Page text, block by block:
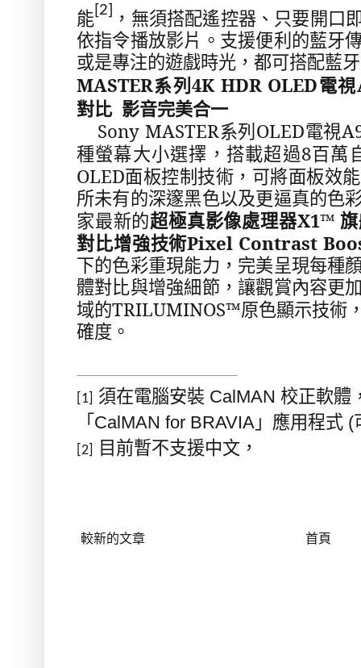
能[2] ，無須搭配遙控器、只要開口
依指令播放影片。支援便利的藍牙
或是專注的遊戲時光，都可搭配藍
MASTER系列4K HDR OLED電視
對比 影音完美合一
Sony MASTER系列 OLED電視
種螢幕大小選擇，搭載超過8百萬
OLED面板控制技術，可將面板效
所未有的深邃黑色以及更逼真的色
家最新的超極真影像處理器X1™
對比增強技術Pixel Contrast
下的色彩重現能力，完美呈現每種
體對比與增強細節，讓觀賞內容更
域的TRILUMINOS™原色顯示技術
確度。
[1] 須在電腦安裝 CalMAN 校正軟體
「CalMAN for BRAVIA 」應用程式 (
[2] 目前暫不支援中文，
較新的文章 首頁